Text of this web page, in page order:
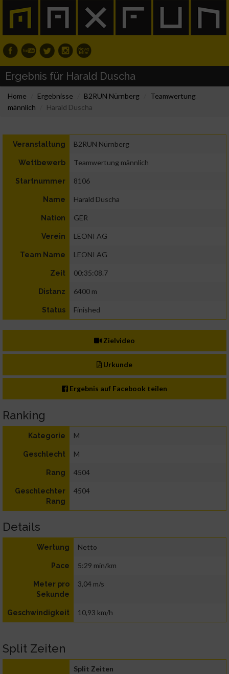
Ergebnis für Harald Duscha
Home Ergebnisse B2RUN Nürnberg
Teamwertung
männlich
Harald Duscha
Veranstaltung B2RUN Nürnberg
Wettbewerb Teamwertung männlich
Startnummer 8106
Name Harald Duscha
Nation GER
Verein LEONI AG
Team Name LEONI AG
Zeit 00:35:08.7
Distanz 6400 m
Status Finished
Zielvideo
Urkunde
Ergebnis auf Facebook teilen
Ranking
Kategorie M
Geschlecht M
Rang 4504
Geschlechter
Rang
4504
Details
Wertung Netto
Pace 5:29 min/km
Meter pro
Sekunde
3,04 m/s
Geschwindigkeit 10,93 km/h
Split Zeiten
Split Zeiten